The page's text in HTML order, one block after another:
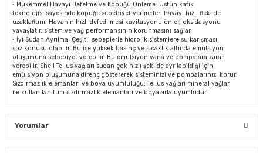
• Mükemmel Havayı Defetme ve Köpüğü Önleme: Üstün katık
teknolojisi sayesinde köpüğe sebebiyet vermeden havayı hızlı flekilde
uzaklafltırır. Havanın hızlı defedilmesi kavitasyonu önler, oksidasyonu
yavaşlatır, sistem ve yağ performansının korunmasını sağlar.
• İyi Sudan Ayrılma: Çeşitli sebeplerle hidrolik sistemlere su karışması
söz konusu olabilir. Bu ise yüksek basınç ve sıcaklık altında emülsiyon
oluşumuna sebebiyet verebilir. Bu emülsiyon vana ve pompalara zarar
verebilir. Shell Tellus yağları sudan çok hızlı şekilde ayrılabildiği için
emülsiyon oluşumuna direnç göstererek sisteminizi ve pompalarınızı korur.
Sızdırmazlık elemanları ve boya uyumluluğu: Tellus yağları mineral yağlar
ile kullanılan tüm sızdırmazlık elemanları ve boyalarla uyumludur.
Yorumlar